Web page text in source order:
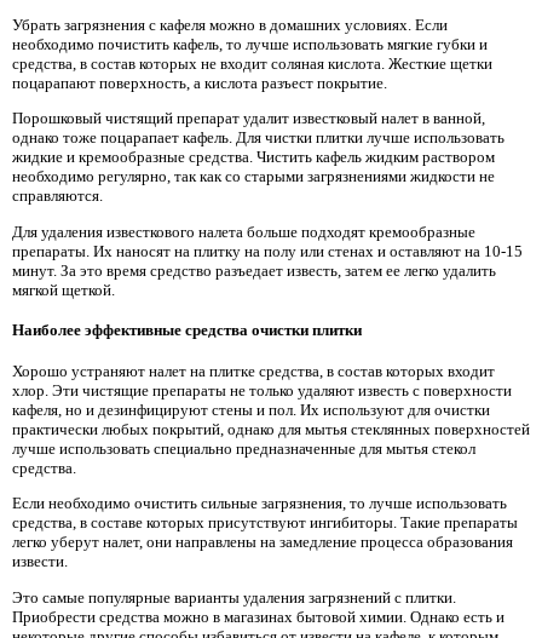
Убрать загрязнения с кафеля можно в домашних условиях. Если
необходимо почистить кафель, то лучше использовать мягкие губки и
средства, в состав которых не входит соляная кислота. Жесткие щетки
поцарапают поверхность, а кислота разъест покрытие.
Порошковый чистящий препарат удалит известковый налет в ванной,
однако тоже поцарапает кафель. Для чистки плитки лучше использовать
жидкие и кремообразные средства. Чистить кафель жидким раствором
необходимо регулярно, так как со старыми загрязнениями жидкости не
справляются.
Для удаления известкового налета больше подходят кремообразные
препараты. Их наносят на плитку на полу или стенах и оставляют на 10-15
минут. За это время средство разъедает известь, затем ее легко удалить
мягкой щеткой.
Наиболее эффективные средства очистки плитки
Хорошо устраняют налет на плитке средства, в состав которых входит
хлор. Эти чистящие препараты не только удаляют известь с поверхности
кафеля, но и дезинфицируют стены и пол. Их используют для очистки
практически любых покрытий, однако для мытья стеклянных поверхностей
лучше использовать специально предназначенные для мытья стекол
средства.
Если необходимо очистить сильные загрязнения, то лучше использовать
средства, в составе которых присутствуют ингибиторы. Такие препараты
легко уберут налет, они направлены на замедление процесса образования
извести.
Это самые популярные варианты удаления загрязнений с плитки.
Приобрести средства можно в магазинах бытовой химии. Однако есть и